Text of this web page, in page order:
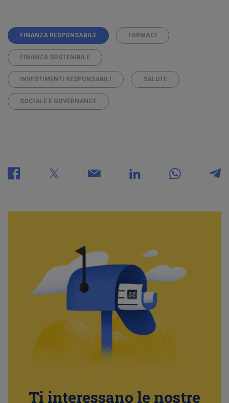
FINANZA RESPONSABILE FARMACI
FINANZA SOSTENIBILE
INVESTIMENTI RESPONSABILI SALUTE
SOCIALE E GOVERNANCE
Ti interessano le nostre